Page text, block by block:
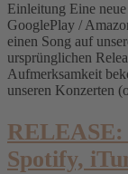
Einleitung Eine
GooglePlay /
einen Song auf
ursprünglichen
Aufmerksamkeit
unseren Konzerten
Spotify,